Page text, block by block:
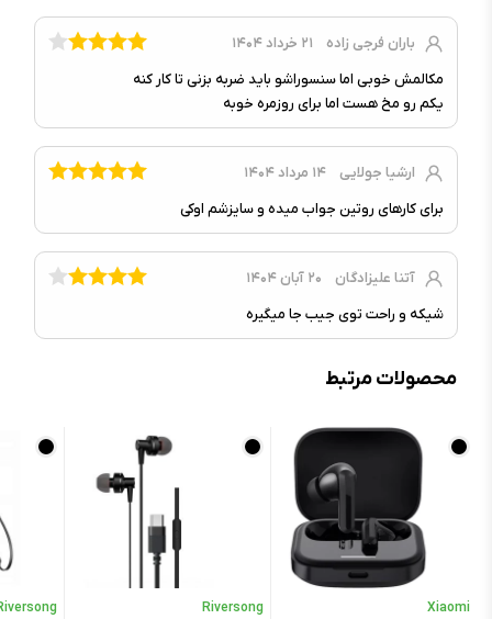
نوع اتصال :
کنترل‌های دستگاه :
کنترل با ضربه‌ی انگشت روی گوشی‌ها
قطر درایور اسپیکر :
۱۰ میلی‌متر
قابلیت کنترل موزیک/تماس‌ها :
حسگرها :
دستیار صوتی :
دارد
قابلیت کنترل صدا :
سایر ویژگی‌ها :
امکان عکاسی با دوربین گوشی, قابلیت
Multi-EQ, قابلیت نویز کنسلینگ
باران فرجی زاده
۲۱ خرداد ۱۴۰۴
مکالمش خوبی اما سنسوراشو باید ضربه بزنی تا کار کنه
یکم رو مخ هست اما برای روزمره خوبه
ارشیا جولایی
۱۴ مرداد ۱۴۰۴
برای کارهای روتین جواب میده و سایزشم اوکی
آتنا علیزادگان
۲۰ آبان ۱۴۰۴
شیکه و راحت توی جیب جا میگیره
محصولات مرتبط
Xiaomi
Riversong